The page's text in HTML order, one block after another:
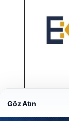
Göz Atın